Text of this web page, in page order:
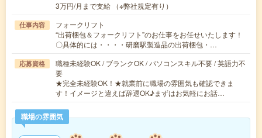
3万円/月まで支給 （※弊社規定有り）
仕事内容
フォークリフト
“出荷梱包＆フォークリフト”のお仕事をお任せいたします！
〇具体的には・・・・研磨駅製造品の出荷梱包・…
応募資格
職種未経験OK / ブランクOK / パソコンスキル不要 / 英語力不
要
★完全未経験OK！★就業前に職場の雰囲気も確認できま
す！イメージと違えば辞退OK♪まずはお気軽にお話…
職場の雰囲気